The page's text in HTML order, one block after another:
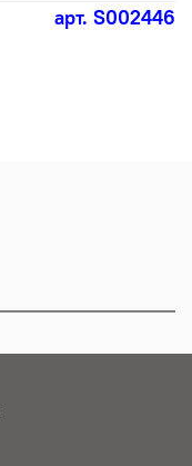
арт. S002446